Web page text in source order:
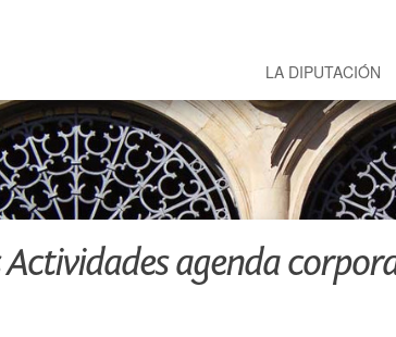
LA DIPUTACIÓN
agenda